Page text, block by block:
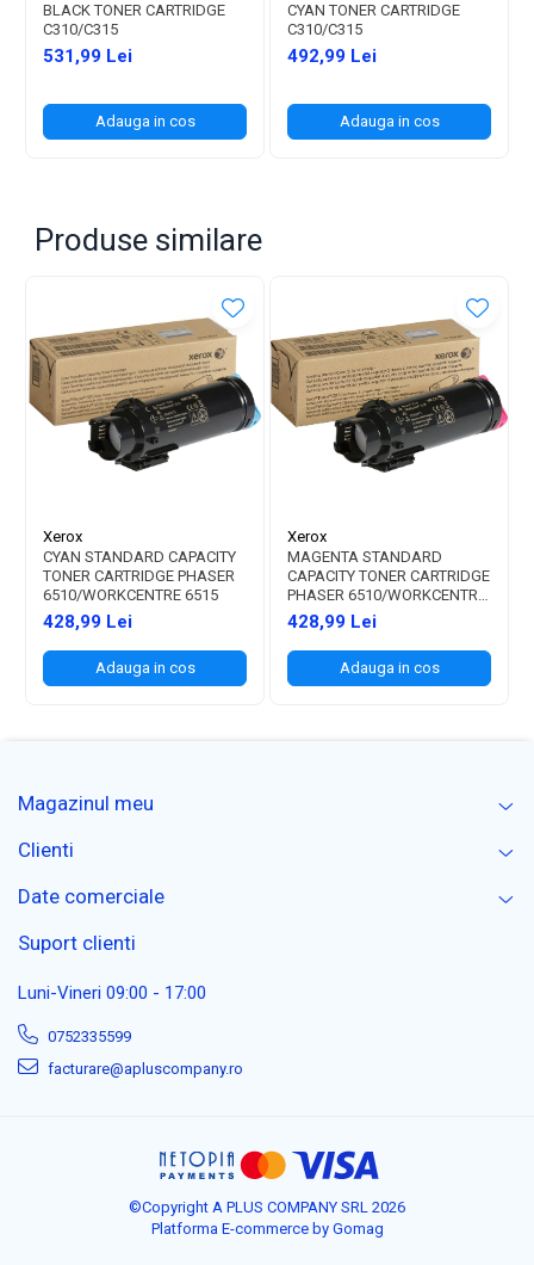
BLACK TONER CARTRIDGE
C310/C315
531,99 Lei
Adauga in cos
CYAN TONER CARTRIDGE
C310/C315
492,99 Lei
Adauga in cos
Produse similare
Xerox
CYAN STANDARD CAPACITY
TONER CARTRIDGE PHASER
6510/WORKCENTRE 6515
428,99 Lei
Adauga in cos
Xerox
MAGENTA STANDARD
CAPACITY TONER CARTRIDGE
PHASER 6510/WORKCENTRE
6515
428,99 Lei
Adauga in cos
Magazinul meu
Clienti
Date comerciale
Suport clienti
Luni-Vineri 09:00 - 17:00
0752335599
facturare@apluscompany.ro
©Copyright A PLUS COMPANY SRL 2026
Platforma E-commerce by Gomag